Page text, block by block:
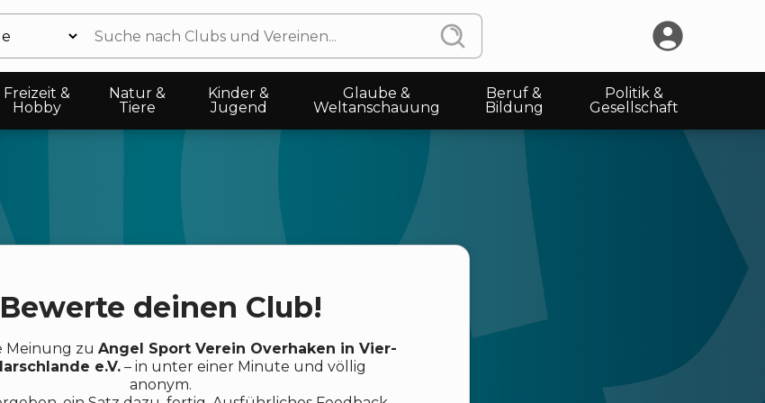
Freizeit &
Hobby
Natur &
Tiere
Kinder &
Jugend
Glaube &
Weltanschauung
Beruf &
Bildung
Politik &
Gesellschaft
Bewerte deinen Club!
Meinung zu Angel Sport Verein Overhaken in Vier-
e.V.– in unter einer Minute und völlig
anonym.